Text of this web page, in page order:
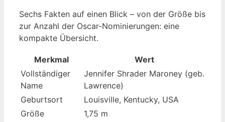
Sechs Fakten auf einen Blick – von der Größe bis
zur Anzahl der Oscar-Nominierungen: eine
kompakte Übersicht.
Merkmal
Wert
Vollständiger
Name
Jennifer Shrader Maroney (geb.
Lawrence)
Geburtsort
Louisville, Kentucky, USA
Größe
1,75 m